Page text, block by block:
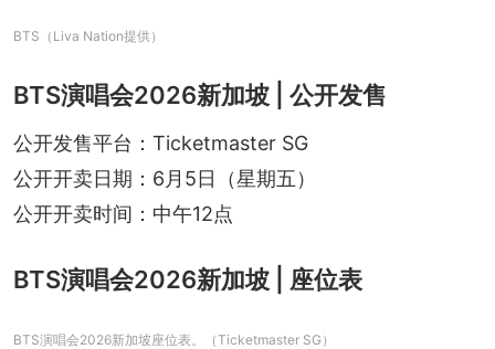
BTS（Liva Nation提供）
BTS演唱会2026新加坡 | 公开发售
公开发售平台：Ticketmaster SG
公开开卖日期：6月5日（星期五）
公开开卖时间：中午12点
BTS演唱会2026新加坡 | 座位表
BTS演唱会2026新加坡座位表。（Ticketmaster SG）